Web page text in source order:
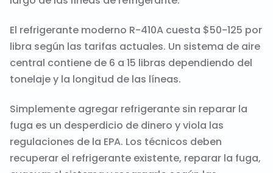
El refrigerante moderno R-410A cuesta $50-125 por
libra según las tarifas actuales. Un sistema de aire
central contiene de 6 a 15 libras dependiendo del
tonelaje y la longitud de las líneas.
Simplemente agregar refrigerante sin reparar la
fuga es un desperdicio de dinero y viola las
regulaciones de la EPA. Los técnicos deben
recuperar el refrigerante existente, reparar la fuga,